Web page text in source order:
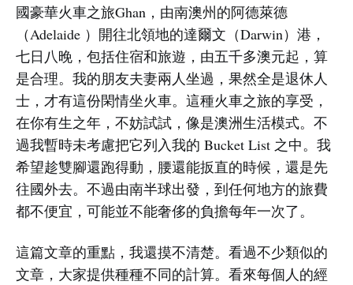
國豪華火車之旅Ghan，由南澳州的阿德萊德
（Adelaide ）開往北領地的達爾文（Darwin）港，
七日八晚，包括住宿和旅遊，由五千多澳元起，算
是合理。我的朋友夫妻兩人坐過，果然全是退休人
士，才有這份閑情坐火車。這種火車之旅的享受，
在你有生之年，不妨試試，像是澳洲生活模式。不
過我暫時未考慮把它列入我的 Bucket List 之中。我
希望趁雙腳還跑得動，腰還能扳直的時候，還是先
往國外去。不過由南半球出發，到任何地方的旅費
都不便宜，可能並不能奢侈的負擔每年一次了。
這篇文章的重點，我還摸不清楚。看過不少類似的
文章，大家提供種種不同的計算。看來每個人的經